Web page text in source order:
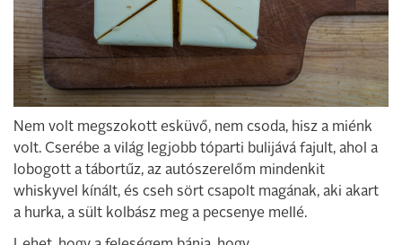
Nem volt megszokott esküvő, nem csoda, hisz a miénk
volt. Cserébe a világ legjobb tóparti bulijává fajult, ahol a
lobogott a tábortűz, az autószerelőm mindenkit
whiskyvel kínált, és cseh sört csapolt magának, aki akart
a hurka, a sült kolbász meg a pecsenye mellé.